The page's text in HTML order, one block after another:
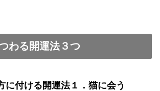
わる開運法３つ
に付ける開運法１．猫に会う